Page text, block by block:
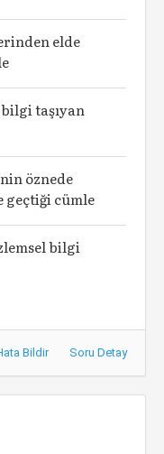
elde
taşıyan
öznede
cümle
bilgi
Bildir Soru Detay